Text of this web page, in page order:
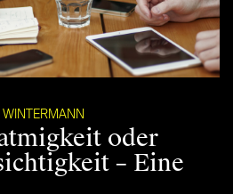
WINTERMANN
oder
– Eine